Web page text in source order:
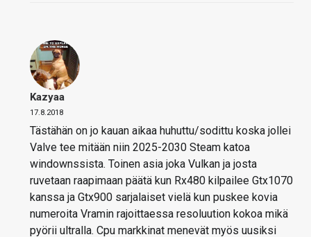
Kazyaa
17.8.2018
Tästähän on jo kauan aikaa huhuttu/sodittu koska jollei
Valve tee mitään niin 2025-2030 Steam katoa
windownssista. Toinen asia joka Vulkan ja josta
ruvetaan raapimaan päätä kun Rx480 kilpailee Gtx1070
kanssa ja Gtx900 sarjalaiset vielä kun puskee kovia
numeroita Vramin rajoittaessa resoluution kokoa mikä
pyörii ultralla. Cpu markkinat menevät myös uusiksi